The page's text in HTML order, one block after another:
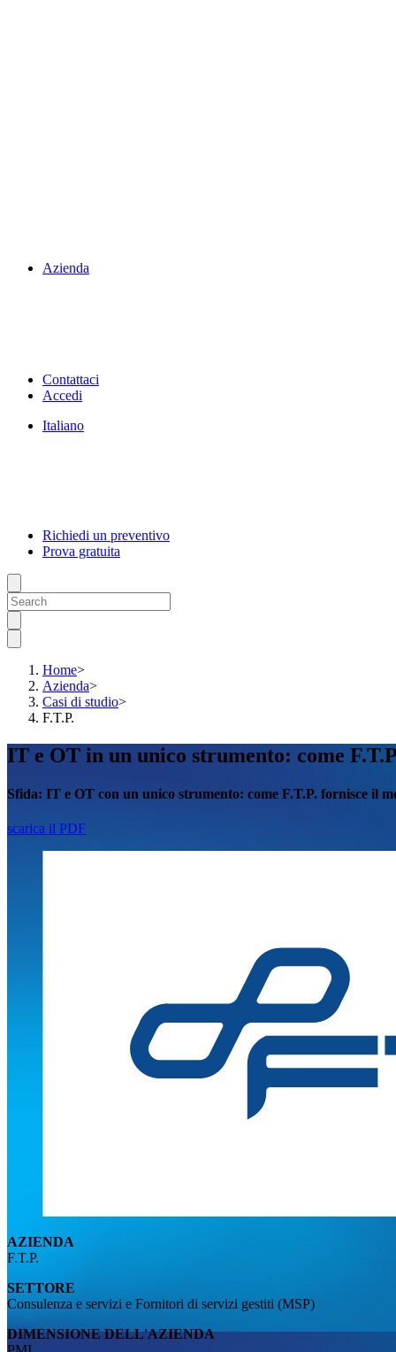
Azienda
Contattaci
Accedi
Italiano
Richiedi un preventivo
Prova gratuita
Home>
Azienda>
Casi di studio>
F.T.P.
IT e OT in un unico strumento: come
Sfida: IT e OT con un unico strumento: come F.T.P. fornisce il
scarica il PDF
AZIENDA
F.T.P.
SETTORE
Consulenza e servizi e Fornitori di servizi gestiti (MSP)
DIMENSIONE DELL'AZIENDA